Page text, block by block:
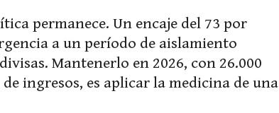
permanece. Un encaje del 73 por
a un período de aislamiento
Mantenerlo en 2026, con 26.000
ingresos, es aplicar la medicina de una